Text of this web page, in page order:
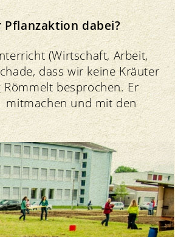
Pflanzaktion dabei?
(Wirtschaft, Arbeit,
dass wir keine Kräuter
besprochen. Er
mitmachen und mit den